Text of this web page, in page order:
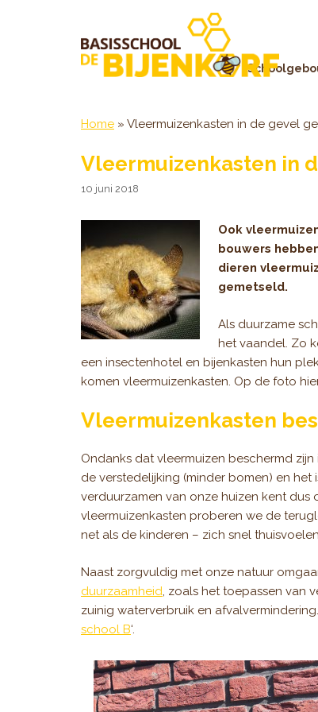
Home » Vleermuizenkasten in de gevel
Vleermuizenkasten in
10 juni 2018
Ook
bouwers
dieren
gemetseld.
Als duurzame
het vaandel. Zo
een insectenhotel en bijenkasten hun
komen vleermuizenkasten. Op de foto
Vleermuizenkasten
Ondanks dat vleermuizen beschermd
de verstedelijking (minder bomen) en
verduurzamen van onze huizen kent dus
vleermuizenkasten proberen we de
net als de kinderen – zich snel
Naast zorgvuldig met onze natuur
duurzaamheid , zoals het toepassen van
zuinig waterverbruik en
school B‘.